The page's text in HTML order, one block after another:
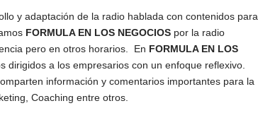
y adaptación de la radio hablada con contenidos para
FORMULA EN LOS NEGOCIOS por la radio
pero en otros horarios. En FORMULA EN LOS
dirigidos a los empresarios con un enfoque reflexivo.
información y comentarios importantes para la
Coaching entre otros.